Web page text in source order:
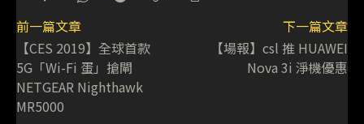
前一篇文章
【CES 2019】全球首款
5G「Wi-Fi 蛋」搶閘
NETGEAR Nighthawk
MR5000
下一篇文章
【場報】csl 推 HUAWEI
Nova 3i 淨機優惠